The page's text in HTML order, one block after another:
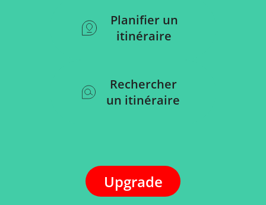
Planifier un
itinéraire
Rechercher
un itinéraire
Upgrade